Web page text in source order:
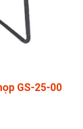
GS-25-00